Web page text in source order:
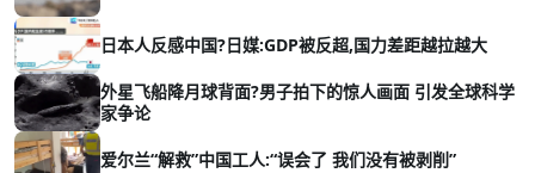
日本人反感中国?日媒:GDP被反超,国力差距越拉越大
外星飞船降月球背面?男子拍下的惊人画面 引发全球科学
家争论
爱尔兰“解救”中国工人:“误会了 我们没有被剥削”